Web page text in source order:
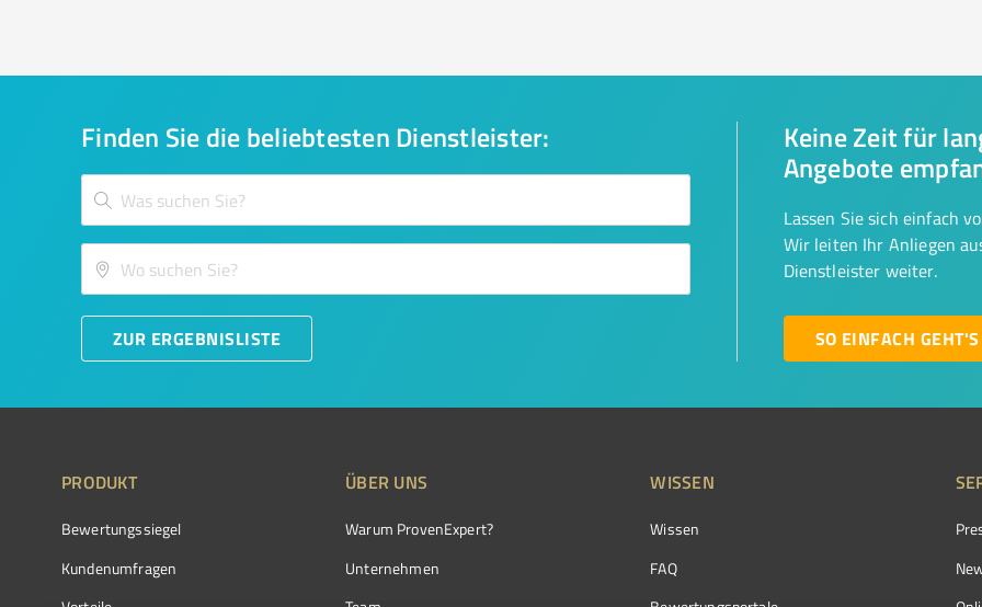
Finden Sie die beliebtesten Dienstleister:
ZUR ERGEBNISLISTE
Keine Zeit für
Angebote
Lassen Sie sich einfach
Wir leiten Ihr Anliegen
Dienstleister weiter.
SO EINFACH GEHT'S
PRODUKT
Bewertungssiegel
Kundenumfragen
ÜBER UNS
Warum ProvenExpert?
Unternehmen
WISSEN
Wissen
FAQ